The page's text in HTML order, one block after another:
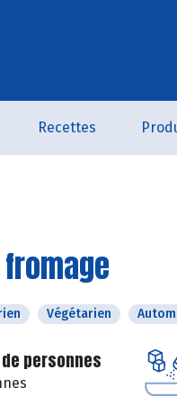
Recettes
Végétarien
personnes